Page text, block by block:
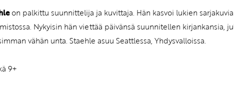
on palkittu suunnittelija ja kuvittaja. Hän kasvoi lukien
Nykyisin hän viettää päivänsä suunnitellen kirjankansia,
vähän unta. Staehle asuu Seattlessa, Yhdysvalloissa.
9+